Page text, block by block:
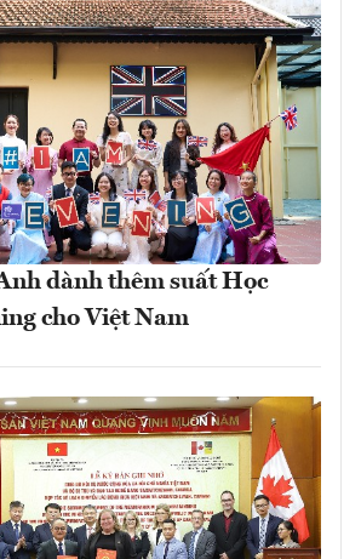
dành thêm suất Học
cho Việt Nam